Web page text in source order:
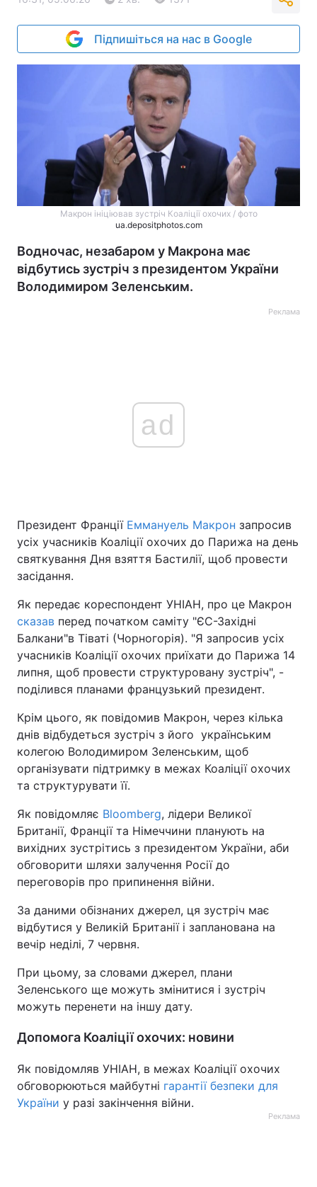
Підпишіться на нас в Google
Макрон ініціював зустріч Коаліції охочих / фото
ua.depositphotos.com
Водночас, незабаром у Макрона має
відбутись зустріч з президентом України
Володимиром Зеленським.
Реклама
ad
Президент Франції Еммануель Макрон запросив
усіх учасників Коаліції охочих до Парижа на день
святкування Дня взяття Бастилії, щоб провести
засідання.
Як передає кореспондент УНІАН, про це Макрон
сказав перед початком саміту "ЄС-Західні
Балкани"в Тіваті (Чорногорія). "Я запросив усіх
учасників Коаліції охочих приїхати до Парижа 14
липня, щоб провести структуровану зустріч", -
поділився планами французький президент.
Крім цього, як повідомив Макрон, через кілька
днів відбудеться зустріч з його українським
колегою Володимиром Зеленським, щоб
організувати підтримку в межах Коаліції охочих
та структурувати її.
Як повідомляє Bloomberg, лідери Великої
Британії, Франції та Німеччини планують на
вихідних зустрітись з президентом України, аби
обговорити шляхи залучення Росії до
переговорів про припинення війни.
За даними обізнаних джерел, ця зустріч має
відбутися у Великій Британії і запланована на
вечір неділі, 7 червня.
При цьому, за словами джерел, плани
Зеленського ще можуть змінитися і зустріч
можуть перенети на іншу дату.
Допомога Коаліції охочих: новини
Як повідомляв УНІАН, в межах Коаліції охочих
обговорюються майбутні гарантії безпеки для
України у разі закінчення війни.
Реклама